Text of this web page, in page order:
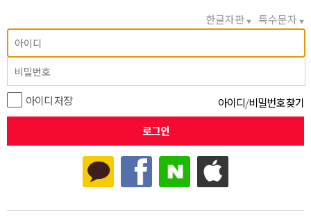
특수문자 ▼
한글자판 ▼
아이디 저장 아이디/비밀번호 찾기